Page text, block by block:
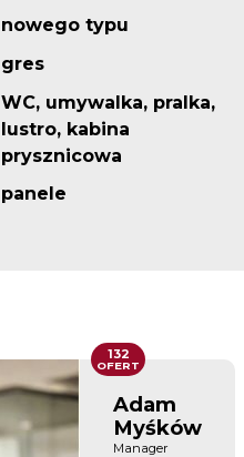
nowego typu
gres
WC, umywalka, pralka,
lustro, kabina
prysznicowa
panele
Adam
Myśków
Manager
132
OFERT